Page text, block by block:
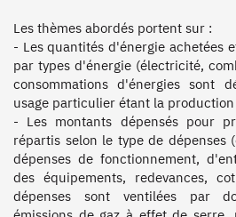
Les thèmes abordés portent sur :
- Les quantités d'énergie achetées
par types d'énergie (électricité,
consommations d'énergies sont
usage particulier étant la
- Les montants dépensés pour
répartis selon le type de dépenses
dépenses de fonctionnement,
des équipements, redevances,
dépenses sont ventilées par